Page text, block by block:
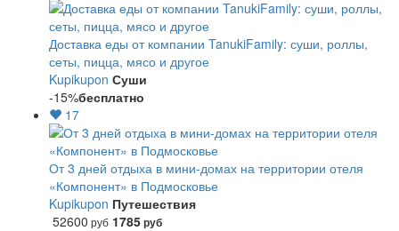
Доставка еды от компании TanukiFamily: суши, роллы,
сеты, пицца, мясо и другое
Kupikupon Суши
-15%бесплатно
17
От 3 дней отдыха в мини-домах на территории отеля
«Компонент» в Подмосковье
Kupikupon Путешествия
52600 руб 1785руб